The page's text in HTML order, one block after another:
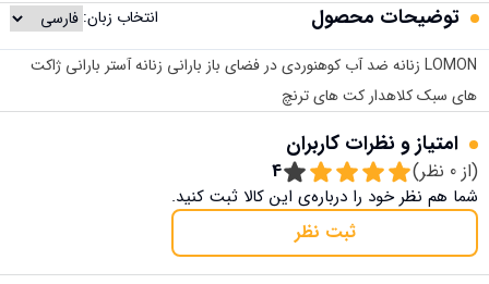
توضیحات محصول
انتخاب زبان:
LOMON زنانه ضد آب کوهنوردی در فضای باز بارانی زنانه آستر بارانی ژاکت
های سبک کلاهدار کت های ترنچ
امتیاز و نظرات کاربران
(از 0 نظر) 4
شما هم نظر خود را درباره‌ی این کالا ثبت کنید.
ثبت نظر